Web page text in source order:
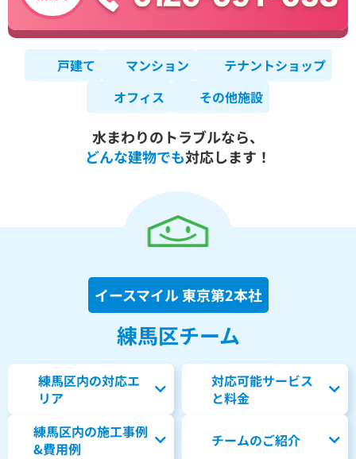
戸建て マンション
テナントショップ
オフィス
その他施設
水まわりのトラブルなら、
どんな建物でも対応します！
イースマイル 東京第2本社
練馬区チーム
練馬区内の対応エ
リア
対応可能サービス
と料金
練馬区内の施工事例
&費用例
チームのご紹介